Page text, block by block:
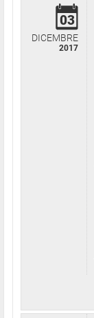
03
DICEMBRE
2017